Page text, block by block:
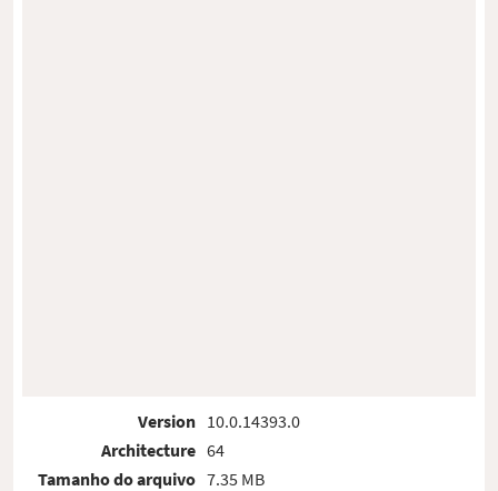
Version
Architecture
Tamanho do arquivo
10.0.14393.0
64
7.35 MB